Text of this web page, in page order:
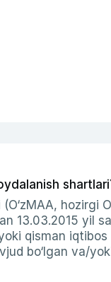
shartlari
hozirgi
13.03.2015 yil
qisman
bo‘lgan va/